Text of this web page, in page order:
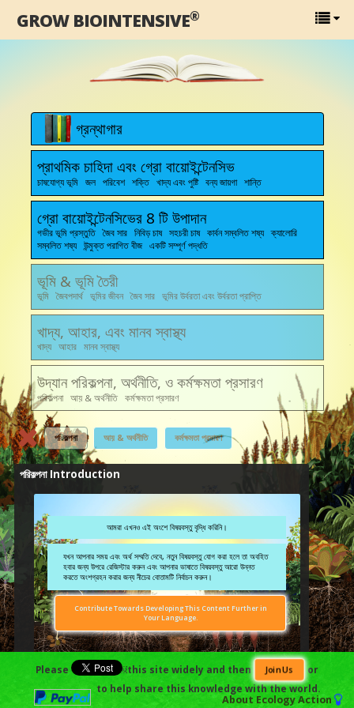
GROW BIOINTENSIVE®
গ্রন্থাগার
প্রাথমিক চাহিদা এবং গ্রো বায়োইন্টেনসিভ
চাষযোগ্য ভূমি জল পরিবেশ শক্তি খাদ্য এবং পুষ্টি বন্য জায়গা শান্তি
গ্রো বায়োইন্টেনসিভের 8 টি উপাদান
গভীর ভূমি প্রস্তুতি জৈব সার নিবিড় চাষ সহচরী চাষ কার্বন সম্বলিত শষ্য ক্যালোরি
সম্বলিত শষ্য উন্মুক্ত পরাগিত বীজ একটি সম্পূর্ণ পদ্ধতি
ভূমি & ভূমি তৈরী
ভূমি জৈবপদার্থ ভূমির জীবন জৈব সার ভূমির উর্বরতা এবং উর্বরতা প্রাপ্তি
খাদ্য, আহার, এবং মানব স্বাস্থ্য
খাদ্য আহার মানব স্বাস্থ্য
উদ্যান পরিকল্পনা, অর্থনীতি, ও কর্মক্ষমতা প্রসারণ
পরিকল্পনা আয় & অর্থনীতি কর্মক্ষমতা প্রসারণ
পরিকল্পনা আয় & অর্থনীতি কর্মক্ষমতা প্রসারণ
পরিকল্পনা Introduction
আমরা এখনও এই অংশে বিষয়বস্তু বৃদ্ধি করিনি।
যখন আপনার সময় এবং অর্থ সম্মতি দেবে, নতুন বিষয়বস্তু যোগ করা হলে তা অবহিত
হবার জন্য উপরে রেজিস্টার করুন এবং আপনার ভাষাতে বিষয়বস্তু আরো উন্নত
করতে অংশগ্রহন করার জন্য নীচের বোতামটি নির্বাচন করুন।
Contribute Towards Developing This Content Further in
Your Language.
العربية Español Português
Please ￼this site widely and then Join Us
or
to help share this knowledge with the world.
About Ecology Action